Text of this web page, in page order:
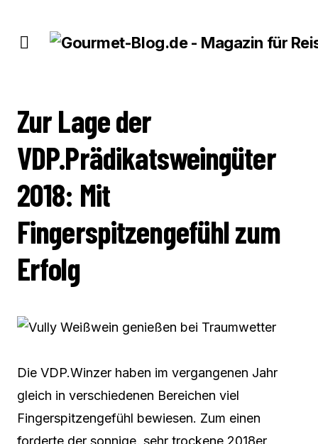
Zur Lage der
VDP.Prädikatsweingüter
2018: Mit
Fingerspitzengefühl zum
Erfolg
Die VDP.Winzer haben im vergangenen Jahr
gleich in verschiedenen Bereichen viel
Fingerspitzengefühl bewiesen. Zum einen
forderte der sonnige, sehr trockene 2018er